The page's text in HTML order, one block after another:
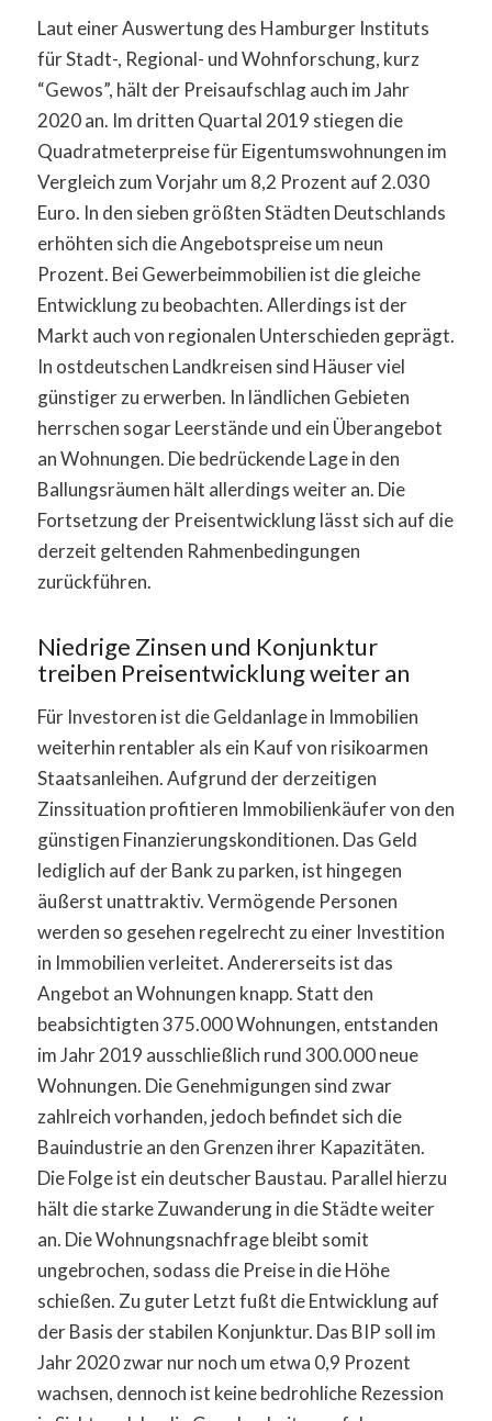
Laut einer Auswertung des Hamburger Instituts
für Stadt-, Regional- und Wohnforschung, kurz
“Gewos”, hält der Preisaufschlag auch im Jahr
2020 an. Im dritten Quartal 2019 stiegen die
Quadratmeterpreise für Eigentumswohnungen im
Vergleich zum Vorjahr um 8,2 Prozent auf 2.030
Euro. In den sieben größten Städten Deutschlands
erhöhten sich die Angebotspreise um neun
Prozent. Bei Gewerbeimmobilien ist die gleiche
Entwicklung zu beobachten. Allerdings ist der
Markt auch von regionalen Unterschieden geprägt.
In ostdeutschen Landkreisen sind Häuser viel
günstiger zu erwerben. In ländlichen Gebieten
herrschen sogar Leerstände und ein Überangebot
an Wohnungen. Die bedrückende Lage in den
Ballungsräumen hält allerdings weiter an. Die
Fortsetzung der Preisentwicklung lässt sich auf die
derzeit geltenden Rahmenbedingungen
zurückführen.
Niedrige Zinsen und Konjunktur
treiben Preisentwicklung weiter an
Für Investoren ist die Geldanlage in Immobilien
weiterhin rentabler als ein Kauf von risikoarmen
Staatsanleihen. Aufgrund der derzeitigen
Zinssituation profitieren Immobilienkäufer von den
günstigen Finanzierungskonditionen. Das Geld
lediglich auf der Bank zu parken, ist hingegen
äußerst unattraktiv. Vermögende Personen
werden so gesehen regelrecht zu einer Investition
in Immobilien verleitet. Andererseits ist das
Angebot an Wohnungen knapp. Statt den
beabsichtigten 375.000 Wohnungen, entstanden
im Jahr 2019 ausschließlich rund 300.000 neue
Wohnungen. Die Genehmigungen sind zwar
zahlreich vorhanden, jedoch befindet sich die
Bauindustrie an den Grenzen ihrer Kapazitäten.
Die Folge ist ein deutscher Baustau. Parallel hierzu
hält die starke Zuwanderung in die Städte weiter
an. Die Wohnungsnachfrage bleibt somit
ungebrochen, sodass die Preise in die Höhe
schießen. Zu guter Letzt fußt die Entwicklung auf
der Basis der stabilen Konjunktur. Das BIP soll im
Jahr 2020 zwar nur noch um etwa 0,9 Prozent
wachsen, dennoch ist keine bedrohliche Rezession